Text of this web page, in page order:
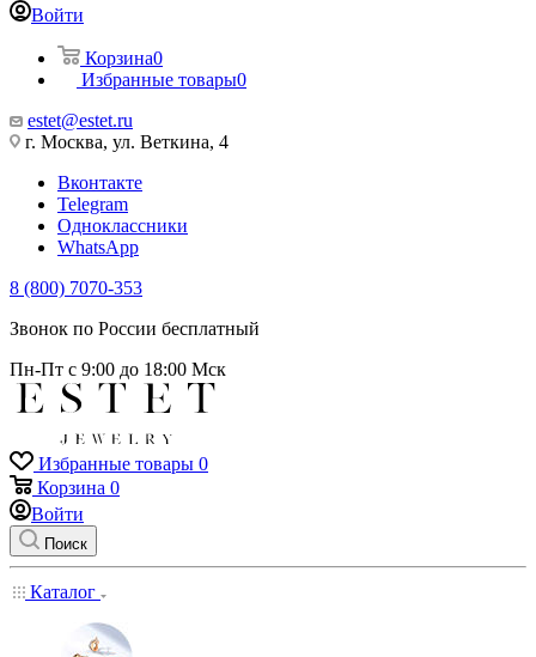
Войти
Корзина0
Избранные товары0
estet@estet.ru
г. Москва, ул. Веткина, 4
Вконтакте
Telegram
Одноклассники
WhatsApp
8 (800) 7070-353
Звонок по России бесплатный
Пн-Пт с 9:00 до 18:00 Мск
Избранные товары 0
Корзина 0
Войти
Поиск
Каталог